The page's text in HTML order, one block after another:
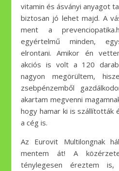
vitamin és ásványi anyagot
biztosan jó lehet majd. A
ment a
egyértelmű minden,
elrontani. Amikor én
akciós is volt a 120
nagyon megörültem,
zsebpénzemből
akartam megvenni
hogy hamar ki is szállították
a cég is.
Az Eurovit Multilongnak
mentem át! A
ténylegesen éreztem